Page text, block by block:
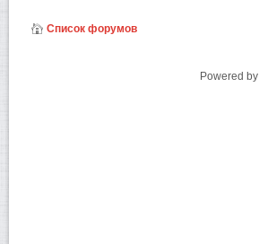
Список форумов
Powered by